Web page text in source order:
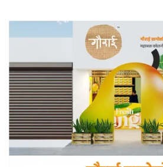
७१५ रुग्ण बरे होऊन घरी गेले असून
ही जिल्ह्यासाठी दिलासादायक बाब